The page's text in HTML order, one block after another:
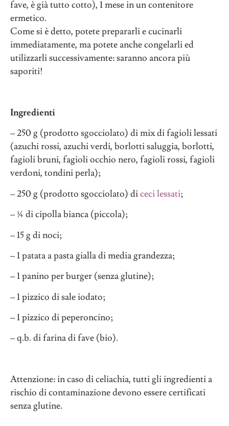
fave, è già tutto cotto), 1 mese in un contenitore
ermetico.
Come si è detto, potete prepararli e cucinarli
immediatamente, ma potete anche congelarli ed
utilizzarli successivamente: saranno ancora più
saporiti!
Ingredienti
– 250 g (prodotto sgocciolato) di mix di fagioli lessati
(azuchi rossi, azuchi verdi, borlotti saluggia, borlotti,
fagioli bruni, fagioli occhio nero, fagioli rossi, fagioli
verdoni, tondini perla);
– 250 g (prodotto sgocciolato) diceci lessati;
– ¼ di cipolla bianca (piccola);
– 15 g di noci;
– 1 patata a pasta gialla di media grandezza;
– 1 panino per burger (senza glutine);
– 1 pizzico di sale iodato;
– 1 pizzico di peperoncino;
– q.b. di farina di fave (bio).
Attenzione: in caso di celiachia, tutti gli ingredienti a
rischio di contaminazione devono essere certificati
senza glutine.